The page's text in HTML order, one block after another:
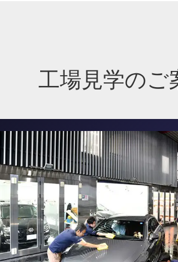
工場見学のご